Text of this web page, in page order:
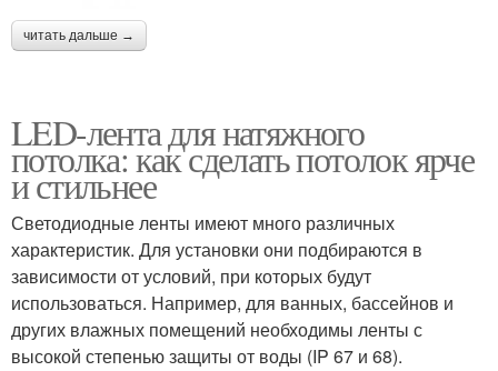
читать дальше →
LED-лента для натяжного
потолка: как сделать потолок ярче
и стильнее
Светодиодные ленты имеют много различных
характеристик. Для установки они подбираются в
зависимости от условий, при которых будут
использоваться. Например, для ванных, бассейнов и
других влажных помещений необходимы ленты с
высокой степенью защиты от воды (IP 67 и 68).